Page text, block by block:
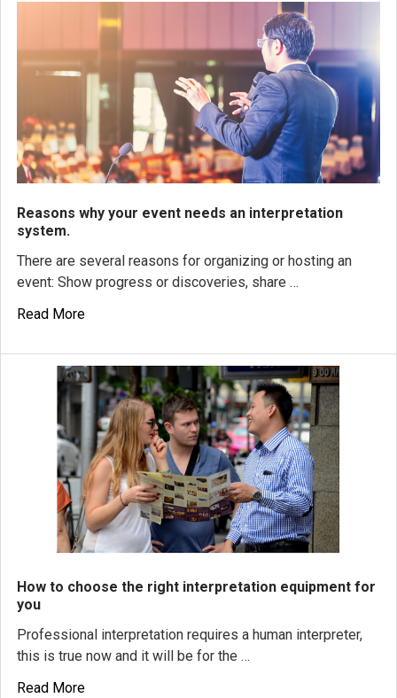
Reasons why your event needs an interpretation
system.
There are several reasons for organizing or hosting an
event: Show progress or discoveries, share …
Read More
How to choose the right interpretation equipment for
you
Professional interpretation requires a human interpreter,
this is true now and it will be for the …
Read More